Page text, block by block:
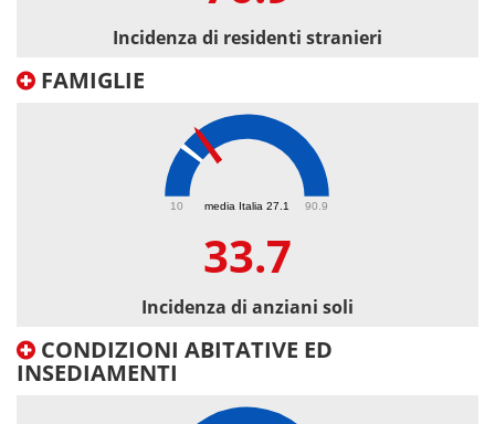
Incidenza di residenti stranieri
FAMIGLIE
media Italia 27.1
10 90.9
33.7
Incidenza di anziani soli
CONDIZIONI ABITATIVE ED
INSEDIAMENTI